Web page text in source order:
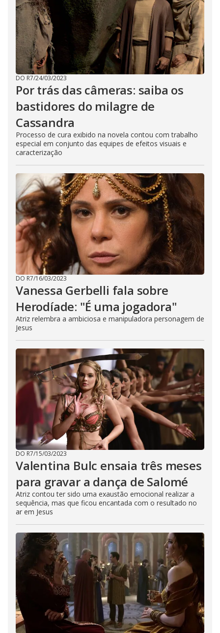
DO R7/24/03/2023
Por trás das câmeras: saiba os
bastidores do milagre de
Cassandra
Processo de cura exibido na novela contou com trabalho
especial em conjunto das equipes de efeitos visuais e
caracterização
DO R7/16/03/2023
Vanessa Gerbelli fala sobre
Herodíade: "É uma jogadora"
Atriz relembra a ambiciosa e manipuladora personagem de
Jesus
DO R7/15/03/2023
Valentina Bulc ensaia três meses
para gravar a dança de Salomé
Atriz contou ter sido uma exaustão emocional realizar a
sequência, mas que ficou encantada com o resultado no
ar em Jesus